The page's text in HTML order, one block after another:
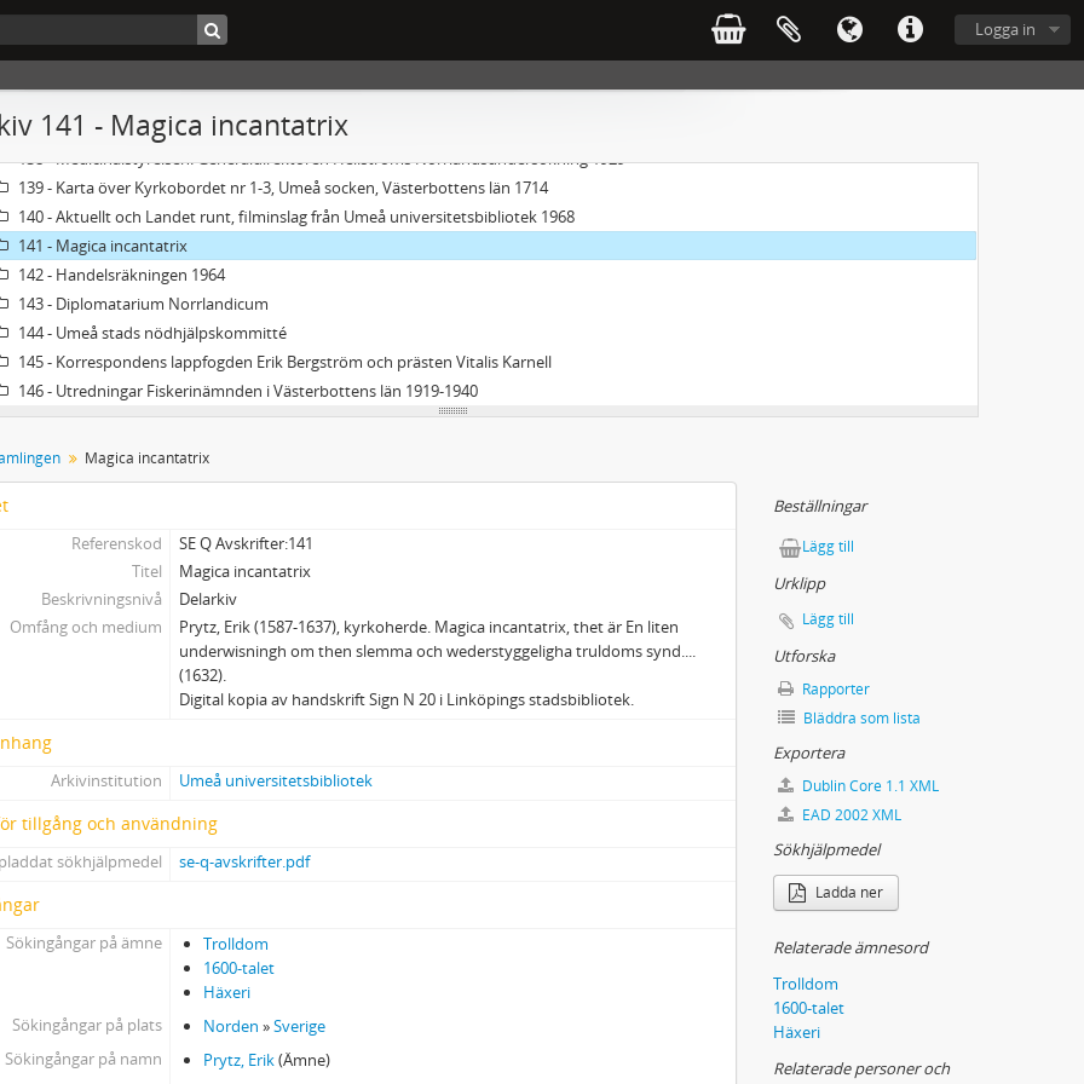
Logga in
141 - Magica incantatrix
133 - Tegs byarkiv
134 - Handlingar rörande expeditionen till Arkangelsk 1701
137 - Per Engdahls och Nysvenska rörelsens arkiv
138 - Medicinalstyrelsen. Generaldirektören Hellströms Norrlandsundersökning 1929
139 - Karta över Kyrkobordet nr 1-3, Umeå socken, Västerbottens län 1714
140 - Aktuellt och Landet runt, filminslag från Umeå universitetsbibliotek 1968
141 - Magica incantatrix
142 - Handelsräkningen 1964
143 - Diplomatarium Norrlandicum
144 - Umeå stads nödhjälpskommitté
145 - Korrespondens lappfogden Erik Bergström och prästen Vitalis Karnell
146 - Utredningar Fiskerinämnden i Västerbottens län 1919-1940
Magica incantatrix
Referenskod
SE Q Avskrifter:141
Titel
Magica incantatrix
Beskrivningsnivå
Delarkiv
Omfång och medium
Prytz, Erik (1587-1637), kyrkoherde. Magica incantatrix, thet är En liten
underwisningh om then slemma och wederstyggeligha truldoms synd....
(1632).
Digital kopia av handskrift Sign N 20 i Linköpings stadsbibliotek.
Arkivinstitution Umeå universitetsbibliotek
tillgång och användning
sökhjälpmedel se-q-avskrifter.pdf
Sökingångar på ämne
Trolldom
1600-talet
Häxeri
Sökingångar på plats
Norden »Sverige
Sökingångar på namn
Prytz, Erik(Ämne)
Beställningar
Lägg till
Urklipp
Lägg till
Utforska
Rapporter
Bläddra som lista
Exportera
Dublin Core 1.1 XML
EAD 2002 XML
Sökhjälpmedel
Ladda ner
Relaterade ämnesord
Trolldom
1600-talet
Häxeri
Relaterade personer och